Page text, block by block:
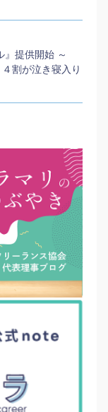
』提供開始 ～
割が泣き寝入り